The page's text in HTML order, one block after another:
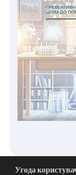
Угода